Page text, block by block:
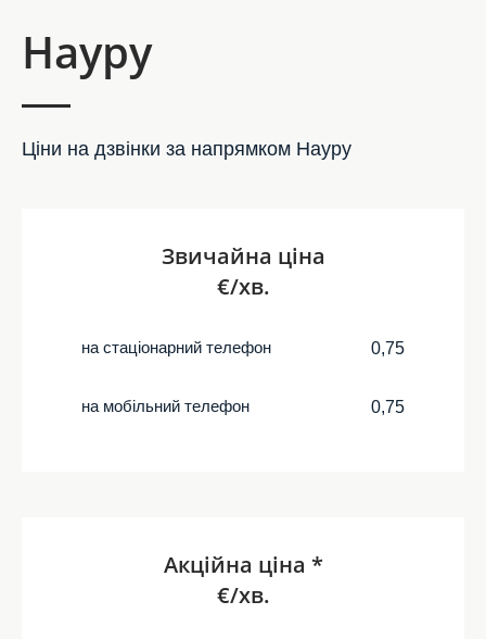
Науру
Ціни на дзвінки за напрямком Науру
Звичайна ціна
€/хв.
на стаціонарний телефон 0,75
на мобільний телефон 0,75
Акційна ціна *
€/хв.